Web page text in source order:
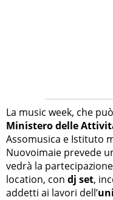
La music week, che
Ministero delle
Assomusica e Istituto
Nuovoimaie prevede
vedrà la
location, con dj set,
addetti ai lavori dell’